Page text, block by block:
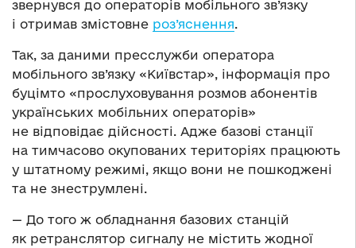
звернувся до операторів мобільного зв’язку
і отримав змістовне роз’яснення.
Так, за даними пресслужби оператора
мобільного зв’язку «Київстар», інформація про
буцімто «прослуховування розмов абонентів
українських мобільних операторів»
не відповідає дійсності. Адже базові станції
на тимчасово окупованих територіях працюють
у штатному режимі, якщо вони не пошкоджені
та не знеструмлені.
— До того ж обладнання базових станцій
як ретранслятор сигналу не містить жодної